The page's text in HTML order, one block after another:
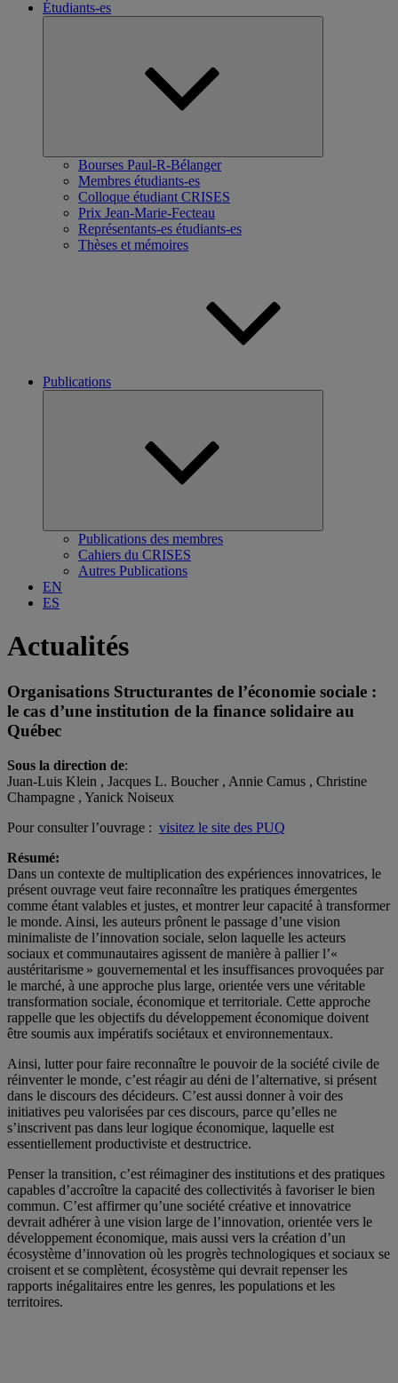
Étudiants-es
Bourses Paul-R-Bélanger
Membres étudiants-es
Colloque étudiant CRISES
Prix Jean-Marie-Fecteau
Représentants-es étudiants-es
Thèses et mémoires
Publications
Publications des membres
Cahiers du CRISES
Autres Publications
EN
ES
Actualités
Organisations Structurantes de l’économie sociale :
le cas d’une institution de la finance solidaire au
Québec
Sous la direction de:
Juan-Luis Klein , Jacques L. Boucher , Annie Camus , Christine
Champagne , Yanick Noiseux
Pour consulter l’ouvrage : visitez le site des PUQ
Résumé:
Dans un contexte de multiplication des expériences innovatrices, le
présent ouvrage veut faire reconnaître les pratiques émergentes
comme étant valables et justes, et montrer leur capacité à transformer
le monde. Ainsi, les auteurs prônent le passage d’une vision
minimaliste de l’innovation sociale, selon laquelle les acteurs
sociaux et communautaires agissent de manière à pallier l’«
austéritarisme » gouvernemental et les insuffisances provoquées par
le marché, à une approche plus large, orientée vers une véritable
transformation sociale, économique et territoriale. Cette approche
rappelle que les objectifs du développement économique doivent
être soumis aux impératifs sociétaux et environnementaux.
Ainsi, lutter pour faire reconnaître le pouvoir de la société civile de
réinventer le monde, c’est réagir au déni de l’alternative, si présent
dans le discours des décideurs. C’est aussi donner à voir des
initiatives peu valorisées par ces discours, parce qu’elles ne
s’inscrivent pas dans leur logique économique, laquelle est
essentiellement productiviste et destructrice.
Penser la transition, c’est réimaginer des institutions et des pratiques
capables d’accroître la capacité des collectivités à favoriser le bien
commun. C’est affirmer qu’une société créative et innovatrice
devrait adhérer à une vision large de l’innovation, orientée vers le
développement économique, mais aussi vers la création d’un
écosystème d’innovation où les progrès technologiques et sociaux se
croisent et se complètent, écosystème qui devrait repenser les
rapports inégalitaires entre les genres, les populations et les
territoires.